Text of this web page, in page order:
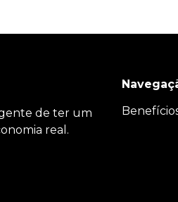
de ter um
real.